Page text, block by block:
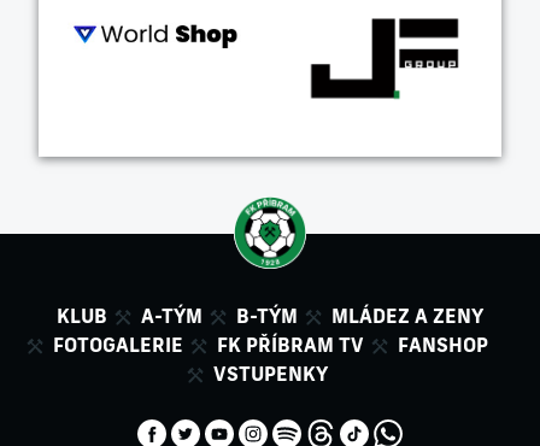
KLUB A-TÝM B-TÝM
MLÁDEZ A ZENY
FOTOGALERIE
FK PŘÍBRAM TV
FANSHOP
VSTUPENKY